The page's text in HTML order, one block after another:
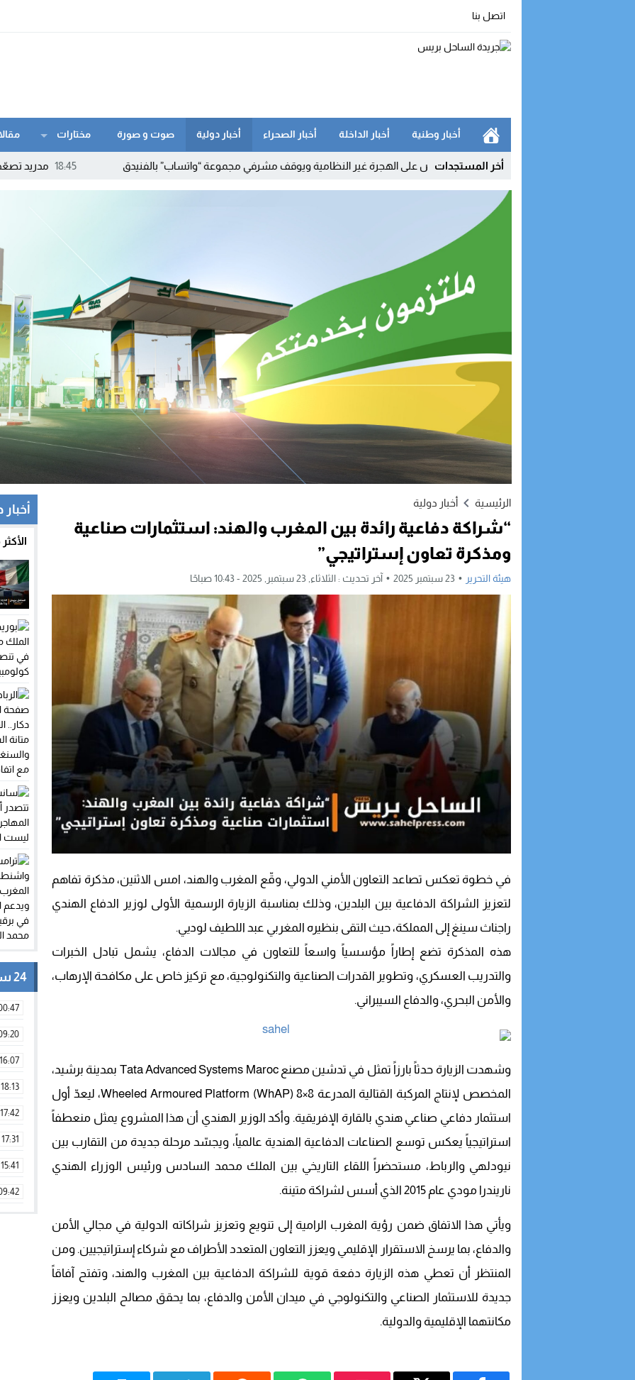
اتصل بنا
أخبار وطنية أخبار الداخلة أخبار الصحراء أخبار دولية صوت و صورة مختارات
أخر المستجدات 18:45 مدريد تصعّد ضد روما.. الملكي يفكك شبكة رقمية للتحريض على الهجرة غير النظامية ويوقف مشرفي مجموعة “واتساب” بالفنيدق
الرئيسية أخبار دولية
“شراكة دفاعية رائدة بين المغرب والهند: استثمارات صناعية
ومذكرة تعاون إستراتيجي”
هيئة التحرير 23 سبتمبر 2025 آخر تحديث : الثلاثاء, 23 سبتمبر, 2025 - 10:43 صباحًا
في خطوة تعكس تصاعد التعاون الأمني الدولي، وقّع المغرب والهند، امس الاثنين، مذكرة تفاهم
لتعزيز الشراكة الدفاعية بين البلدين، وذلك بمناسبة الزيارة الرسمية الأولى لوزير الدفاع الهندي
راجناث سينغ إلى المملكة، حيث التقى بنظيره المغربي عبد اللطيف لوديي.
هذه المذكرة تضع إطاراً مؤسسياً واسعاً للتعاون في مجالات الدفاع، يشمل تبادل الخبرات
والتدريب العسكري، وتطوير القدرات الصناعية والتكنولوجية، مع تركيز خاص على مكافحة الإرهاب،
والأمن البحري، والدفاع السيبراني.
وشهدت الزيارة حدثاً بارزاً تمثل في تدشين مصنع Tata Advanced Systems Maroc بمدينة برشيد،
المخصص لإنتاج المركبة القتالية المدرعة Wheeled Armoured Platform (WhAP) 8×8، ليعدّ أول
استثمار دفاعي صناعي هندي بالقارة الإفريقية. وأكد الوزير الهندي أن هذا المشروع يمثل منعطفاً
استراتيجياً يعكس توسع الصناعات الدفاعية الهندية عالمياً، ويجسّد مرحلة جديدة من التقارب بين
نيودلهي والرباط، مستحضراً اللقاء التاريخي بين الملك محمد السادس ورئيس الوزراء الهندي
ناريندرا مودي عام 2015 الذي أسس لشراكة متينة.
ويأتي هذا الاتفاق ضمن رؤية المغرب الرامية إلى تنويع وتعزيز شراكاته الدولية في مجالي الأمن
والدفاع، بما يرسخ الاستقرار الإقليمي ويعزز التعاون المتعدد الأطراف مع شركاء إستراتيجيين. ومن
المنتظر أن تعطي هذه الزيارة دفعة قوية للشراكة الدفاعية بين المغرب والهند، وتفتح آفاقاً
جديدة للاستثمار الصناعي والتكنولوجي في ميدان الأمن والدفاع، بما يحقق مصالح البلدين ويعزز
مكانتهما الإقليمية والدولية.
أخبار
24 ساعة
16:07
18:13
17:42
17:31
15:41